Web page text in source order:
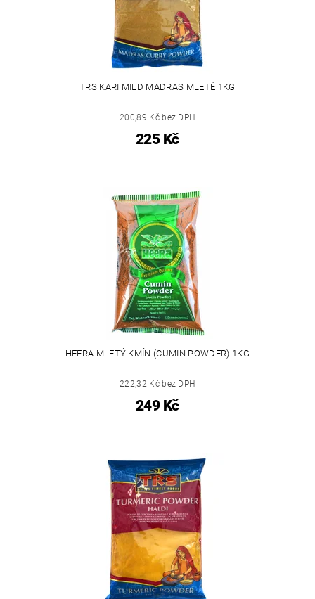
TRS KARI MILD MADRAS MLETÉ 1KG
200,89 Kč bez DPH
225 Kč
HEERA MLETÝ KMÍN (CUMIN POWDER) 1KG
222,32 Kč bez DPH
249 Kč